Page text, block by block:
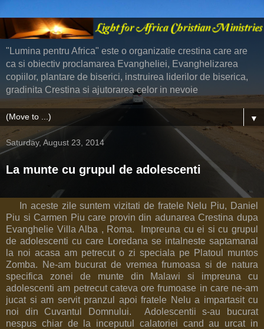
"Lumina pentru Africa" este o organizatie crestina care are
ca si obiectiv proclamarea Evangheliei, Evanghelizarea
copiilor, plantare de biserici, instruirea liderilor de biserica,
gradinita Crestina si ajutorarea celor in nevoie
▼
Saturday, August 23, 2014
La munte cu grupul de adolescenti
In aceste zile suntem vizitati de fratele Nelu Piu, Daniel
Piu si Carmen Piu care provin din adunarea Crestina dupa
Evanghelie Villa Alba , Roma. Impreuna cu ei si cu grupul
de adolescenti cu care Loredana se intalneste saptamanal
la noi acasa am petrecut o zi speciala pe Platoul muntos
Zomba. Ne-am bucurat de vremea frumoasa si de natura
specifica zonei de munte din Malawi si impreuna cu
adolescenti am petrecut cateva ore frumoase in care ne-am
jucat si am servit pranzul apoi fratele Nelu a impartasit cu
noi din Cuvantul Domnului. Adolescentii s-au bucurat
nespus chiar de la inceputul calatoriei cand au urcat in